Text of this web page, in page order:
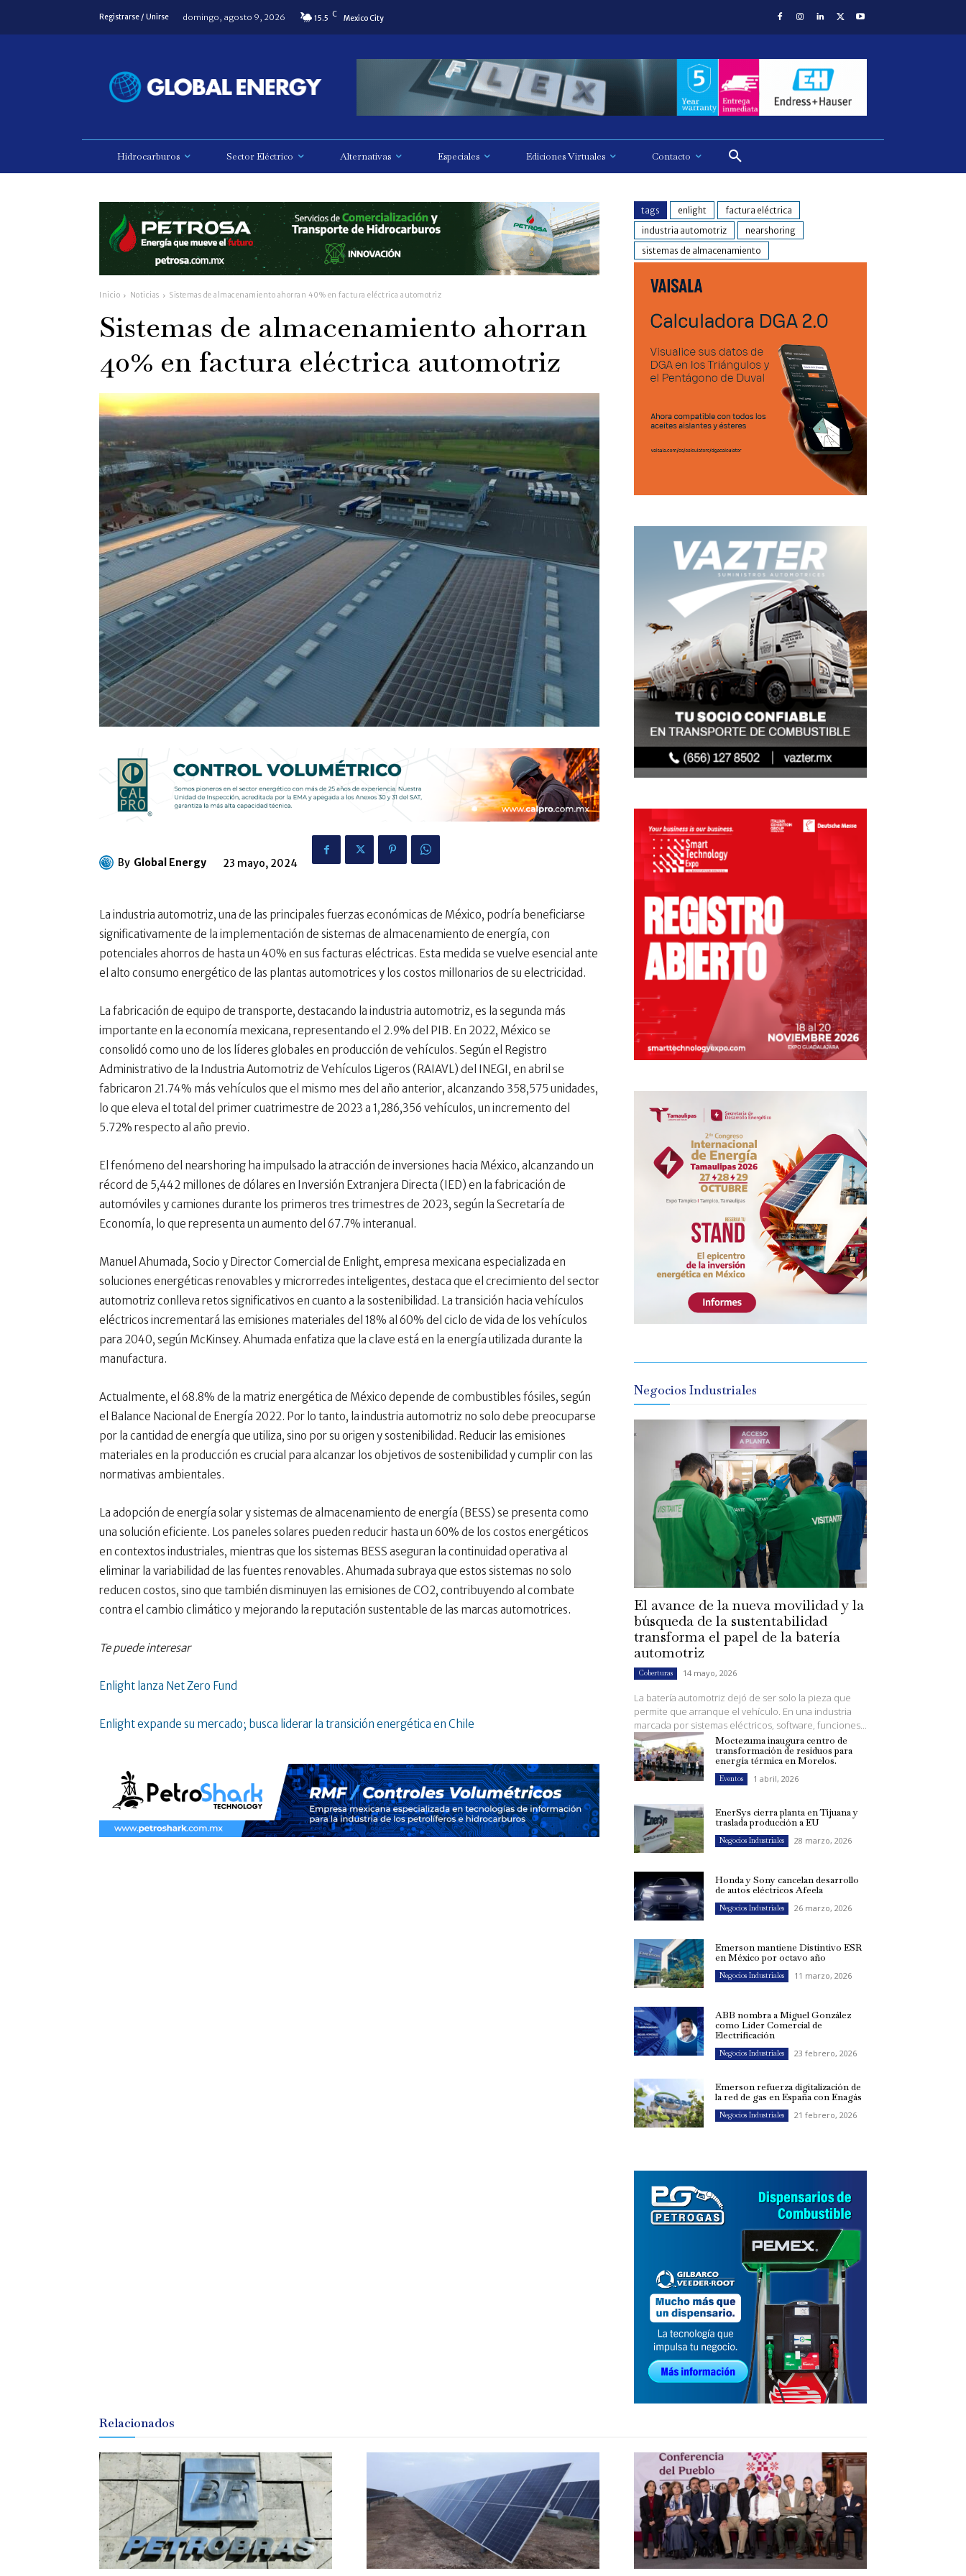
Registrarse / Unirse domingo, agosto 9, 2026 15.5 C Mexico City
Hidrocarburos Sector Eléctrico Alternativas Especiales Ediciones Virtuales Contacto
Inicio Noticias Sistemas de almacenamiento ahorran 40% en factura eléctrica automotriz
Sistemas de almacenamiento ahorran
40% en factura eléctrica automotriz
By Global Energy 23 mayo, 2024
La industria automotriz, una de las principales fuerzas económicas de México, podría beneficiarse
significativamente de la implementación de sistemas de almacenamiento de energía, con
potenciales ahorros de hasta un 40% en sus facturas eléctricas. Esta medida se vuelve esencial ante
el alto consumo energético de las plantas automotrices y los costos millonarios de su electricidad.
La fabricación de equipo de transporte, destacando la industria automotriz, es la segunda más
importante en la economía mexicana, representando el 2.9% del PIB. En 2022, México se
consolidó como uno de los líderes globales en producción de vehículos. Según el Registro
Administrativo de la Industria Automotriz de Vehículos Ligeros (RAIAVL) del INEGI, en abril se
fabricaron 21.74% más vehículos que el mismo mes del año anterior, alcanzando 358,575 unidades,
lo que eleva el total del primer cuatrimestre de 2023 a 1,286,356 vehículos, un incremento del
5.72% respecto al año previo.
El fenómeno del nearshoring ha impulsado la atracción de inversiones hacia México, alcanzando un
récord de 5,442 millones de dólares en Inversión Extranjera Directa (IED) en la fabricación de
automóviles y camiones durante los primeros tres trimestres de 2023, según la Secretaría de
Economía, lo que representa un aumento del 67.7% interanual.
Manuel Ahumada, Socio y Director Comercial de Enlight, empresa mexicana especializada en
soluciones energéticas renovables y microrredes inteligentes, destaca que el crecimiento del sector
automotriz conlleva retos significativos en cuanto a la sostenibilidad. La transición hacia vehículos
eléctricos incrementará las emisiones materiales del 18% al 60% del ciclo de vida de los vehículos
para 2040, según McKinsey. Ahumada enfatiza que la clave está en la energía utilizada durante la
manufactura.
Actualmente, el 68.8% de la matriz energética de México depende de combustibles fósiles, según
el Balance Nacional de Energía 2022. Por lo tanto, la industria automotriz no solo debe preocuparse
por la cantidad de energía que utiliza, sino por su origen y sostenibilidad. Reducir las emisiones
materiales en la producción es crucial para alcanzar los objetivos de sostenibilidad y cumplir con las
normativas ambientales.
La adopción de energía solar y sistemas de almacenamiento de energía (BESS) se presenta como
una solución eficiente. Los paneles solares pueden reducir hasta un 60% de los costos energéticos
en contextos industriales, mientras que los sistemas BESS aseguran la continuidad operativa al
eliminar la variabilidad de las fuentes renovables. Ahumada subraya que estos sistemas no solo
reducen costos, sino que también disminuyen las emisiones de CO2, contribuyendo al combate
contra el cambio climático y mejorando la reputación sustentable de las marcas automotrices.
Te puede interesar
Enlight lanza Net Zero Fund
Enlight expande su mercado; busca liderar la transición energética en Chile
tags enlight
factura eléctrica
industria automotriz
nearshoring
sistemas de almacenamiento
Negocios Industriales
El avance de la nueva movilidad y la
búsqueda de la sustentabilidad
transforma el papel de la batería
automotriz
Coberturas 14 mayo, 2026
La batería automotriz dejó de ser solo la pieza que
permite que arranque el vehículo. En una industria
marcada por sistemas eléctricos, software, funciones...
Moctezuma inaugura centro de
transformación de residuos para
energía térmica en Morelos.
Eventos 1 abril, 2026
EnerSys cierra planta en Tijuana y
traslada producción a EU
Negocios Industriales 28 marzo, 2026
Honda y Sony cancelan desarrollo
de autos eléctricos Afeela
Negocios Industriales 26 marzo, 2026
Emerson mantiene Distintivo ESR
en México por octavo año
Negocios Industriales 11 marzo, 2026
ABB nombra a Miguel González
como Líder Comercial de
Electrificación
Negocios Industriales 23 febrero, 2026
Emerson refuerza digitalización de
la red de gas en España con Enagás
Negocios Industriales 21 febrero, 2026
Relacionados